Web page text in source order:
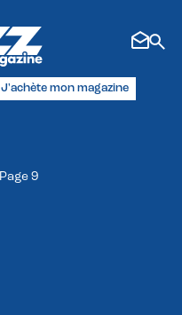
J'achète mon magazine
Page 9